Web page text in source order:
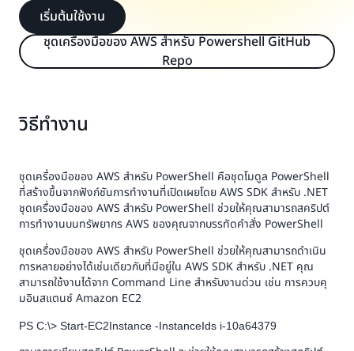
เริ่มต้นใช้งาน
ชุดเครื่องมือของ AWS สำหรับ Powershell GitHub
Repo
วิธีทำงาน
ชุดเครื่องมือของ AWS สำหรับ PowerShell คือชุดโมดูล PowerShell
ที่สร้างขึ้นจากฟังก์ชันการทำงานที่เปิดเผยโดย AWS SDK สำหรับ .NET
ชุดเครื่องมือของ AWS สำหรับ PowerShell ช่วยให้คุณสามารถสคริปต์
การทำงานบนทรัพยากร AWS ของคุณจากบรรทัดคำสั่ง PowerShell
ชุดเครื่องมือของ AWS สำหรับ PowerShell ช่วยให้คุณสามารถดำเนิน
การหลายอย่างได้เช่นเดียวกับที่มีอยู่ใน AWS SDK สำหรับ .NET คุณ
สามารถใช้งานได้จาก Command Line สำหรับงานด่วน เช่น การควบคุ
มอินสแตนซ์ Amazon EC2
PS C:\> Start-EC2Instance -InstanceIds i-10a64379